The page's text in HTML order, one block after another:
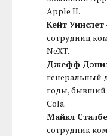
Apple II.
Кейт Уинслет
сотрудниц
NeXT.
Джефф
генеральный
годы, бывший
Cola.
Майкл
сотрудник